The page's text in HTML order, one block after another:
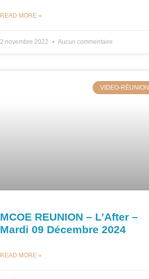
READ MORE »
2 novembre 2022 Aucun commentaire
VIDEO-RÉUNION
MCOE REUNION – L’After –
Mardi 09 Décembre 2024
READ MORE »